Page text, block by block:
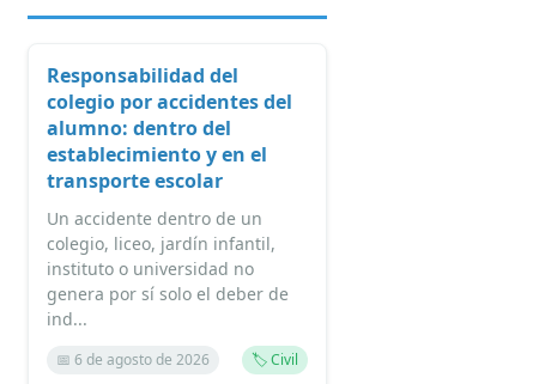
Responsabilidad del
colegio por accidentes del
alumno: dentro del
establecimiento y en el
transporte escolar
Un accidente dentro de un
colegio, liceo, jardín infantil,
instituto o universidad no
genera por sí solo el deber de
ind...
📅 6 de agosto de 2026 🏷️ Civil